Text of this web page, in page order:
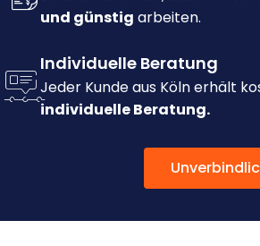
und günstig arbeiten.
Individuelle Beratung
Jeder Kunde aus Köln erhält
individuelle Beratung.